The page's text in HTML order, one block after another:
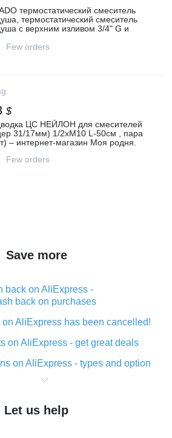
термостатический смеситель
термостатический смеситель
с верхним изливом 3/4" G и
настенный – купить в
Few orders
$
ЦС НЕЙЛОН для смесителей
31/17мм) 1/2хМ10 L-50см , пара
– интернет-магазин Моя родня.
Few orders
Save more
back on AliExpress -
back on purchases
AliExpress has been cancelled!
on AliExpress - get great deals
on AliExpress - types and option
when making purchases on
cash back for AliExpress
Let us help